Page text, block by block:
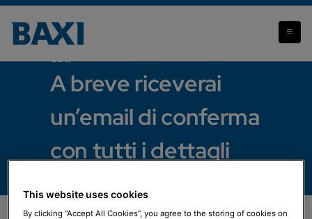
Abbiamo ricevuto correttamente i tuoi
dati
A breve riceverai
un’email di conferma
con tutti i dettagli
This website uses cookies
By clicking “Accept All Cookies”, you agree to the storing of cookies on